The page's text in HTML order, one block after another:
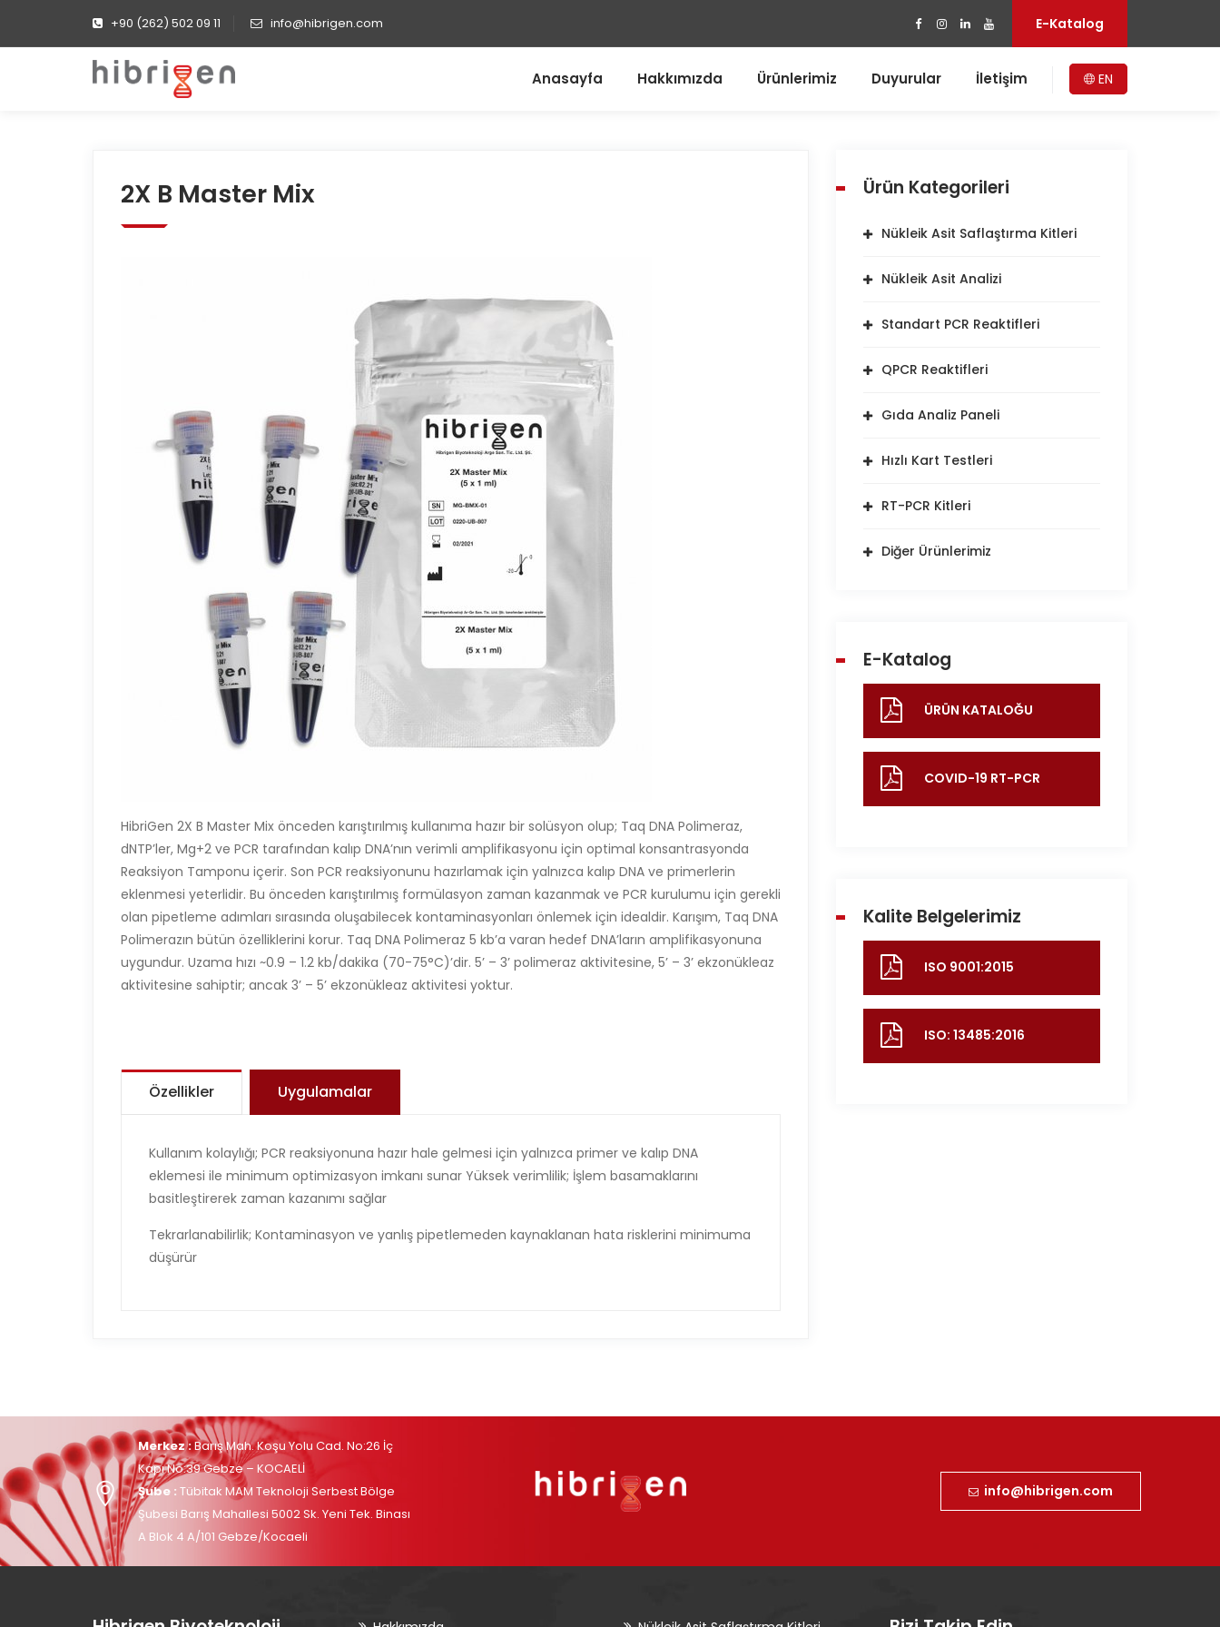
+90 (262) 502 09 11 info@hibrigen.com E-Katalog
EN
Anasayfa Hakkımızda Ürünlerimiz Duyurular İletişim
2X B Master Mix
HibriGen 2X B Master Mix önceden karıştırılmış kullanıma hazır bir solüsyon olup; Taq DNA Polimeraz,
dNTP’ler, Mg+2 ve PCR tarafından kalıp DNA’nın verimli amplifikasyonu için optimal konsantrasyonda
Reaksiyon Tamponu içerir. Son PCR reaksiyonunu hazırlamak için yalnızca kalıp DNA ve primerlerin
eklenmesi yeterlidir. Bu önceden karıştırılmış formülasyon zaman kazanmak ve PCR kurulumu için gerekli
olan pipetleme adımları sırasında oluşabilecek kontaminasyonları önlemek için idealdir. Karışım, Taq DNA
Polimerazın bütün özelliklerini korur. Taq DNA Polimeraz 5 kb’a varan hedef DNA’ların amplifikasyonuna
uygundur. Uzama hızı ~0.9 – 1.2 kb/dakika (70-75°C)’dir. 5’ – 3’ polimeraz aktivitesine, 5’ – 3’ ekzonükleaz
aktivitesine sahiptir; ancak 3’ – 5’ ekzonükleaz aktivitesi yoktur.
Özellikler Uygulamalar
Kullanım kolaylığı; PCR reaksiyonuna hazır hale gelmesi için yalnızca primer ve kalıp DNA
eklemesi ile minimum optimizasyon imkanı sunar Yüksek verimlilik; İşlem basamaklarını
basitleştirerek zaman kazanımı sağlar
Tekrarlanabilirlik; Kontaminasyon ve yanlış pipetlemeden kaynaklanan hata risklerini minimuma
düşürür
Ürün Kategorileri
Nükleik Asit Saflaştırma Kitleri
Nükleik Asit Analizi
Standart PCR Reaktifleri
QPCR Reaktifleri
Gıda Analiz Paneli
Hızlı Kart Testleri
RT-PCR Kitleri
Diğer Ürünlerimiz
E-Katalog
ÜRÜN KATALOĞU
COVID-19 RT-PCR
Kalite Belgelerimiz
ISO 9001:2015
ISO: 13485:2016
Merkez :Barış Mah. Koşu Yolu Cad. No:26 İç
Kapı No:39 Gebze – KOCAELİ
Şube : Tübitak MAM Teknoloji Serbest Bölge
Şubesi Barış Mahallesi 5002 Sk. Yeni Tek. Binası
A Blok 4 A/101 Gebze/Kocaeli
info@hibrigen.com